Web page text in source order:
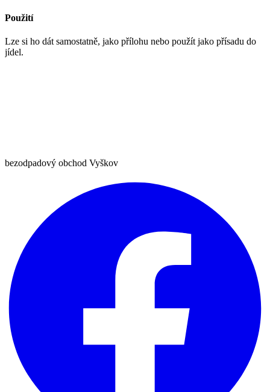
Použití
Lze si ho dát samostatně, jako přílohu nebo použít jako přísadu do
jídel.
bezodpadový obchod Vyškov